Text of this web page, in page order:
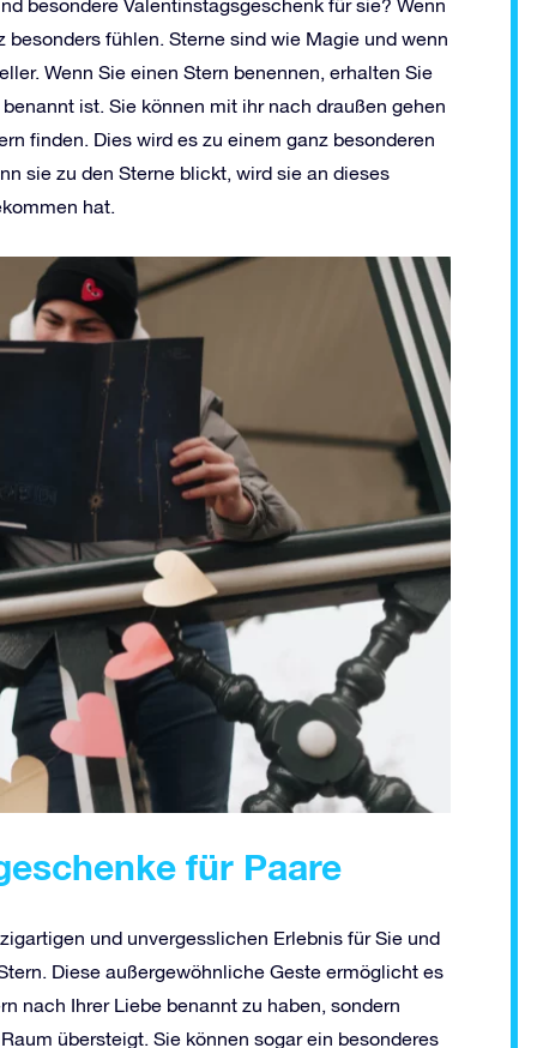
besondere Valentinstagsgeschenk für sie? Wenn
fühlen. Sterne sind wie Magie und wenn
Wenn Sie einen Stern benennen, erhalten Sie
ist. Sie können mit ihr nach draußen gehen
finden. Dies wird es zu einem ganz besonderen
sie zu den Sterne blickt, wird sie an dieses
hat.
für Paare
und unvergesslichen Erlebnis für Sie und
Diese außergewöhnliche Geste ermöglicht es
nach Ihrer Liebe benannt zu haben, sondern
übersteigt. Sie können sogar ein besonderes